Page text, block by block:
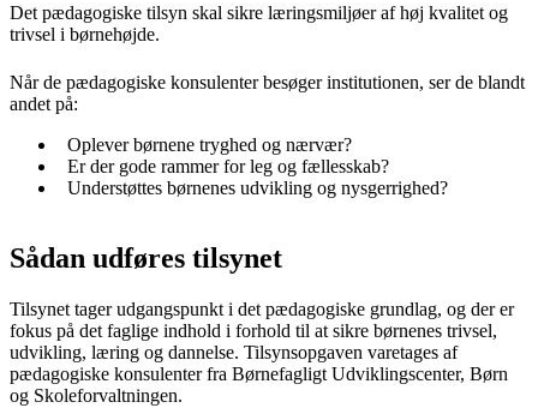
Det pædagogiske tilsyn skal sikre læringsmiljøer af høj kvalitet og
trivsel i børnehøjde.
Når de pædagogiske konsulenter besøger institutionen, ser de blandt
andet på:
Oplever børnene tryghed og nærvær?
Er der gode rammer for leg og fællesskab?
Understøttes børnenes udvikling og nysgerrighed?
Sådan udføres tilsynet
Tilsynet tager udgangspunkt i det pædagogiske grundlag, og der er
fokus på det faglige indhold i forhold til at sikre børnenes trivsel,
udvikling, læring og dannelse. Tilsynsopgaven varetages af
pædagogiske konsulenter fra Børnefagligt Udviklingscenter, Børn
og Skoleforvaltningen.